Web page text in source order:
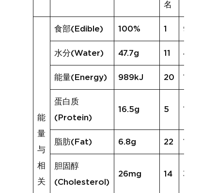
名
能
量
与
相
关
食部(Edible) 100% 1 97%
水分(Water) 47.7g 11 47.8g
能量(Energy) 989kJ 20 1114kJ
蛋白质
(Protein)
16.5g 5 12.7g
脂肪(Fat) 6.8g 22 13.1g
胆固醇
(Cholesterol)
26mg 14 30mg